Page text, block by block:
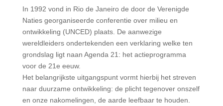
In 1992 vond in Rio de Janeiro de door de Verenigde
Naties georganiseerde conferentie over milieu en
ontwikkeling (UNCED) plaats. De aanwezige
wereldleiders ondertekenden een verklaring welke ten
grondslag ligt naan Agenda 21: het actieprogramma
voor de 21e eeuw.
Het belangrijkste uitgangspunt vormt hierbij het streven
naar duurzame ontwikkeling: de plicht tegenover onszelf
en onze nakomelingen, de aarde leefbaar te houden.